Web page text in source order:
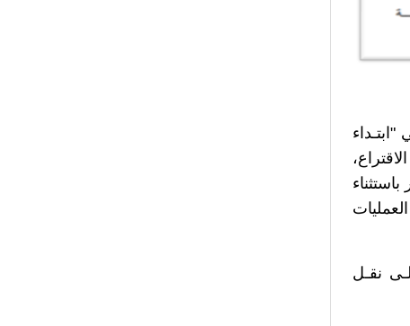
نقـل